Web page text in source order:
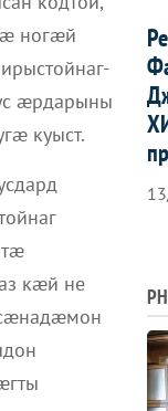
ногæй
æрдарыны
куыст.
кæй не